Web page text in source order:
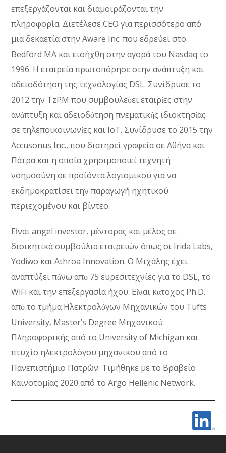
επεξεργάζονται και διαμοιράζονται την
πληροφορία. Διετέλεσε CEO για περισσότερο από
μια δεκαετία στην Aware Inc. που εδρεύει στο
Bedford MA και εισήχθη στην αγορά του Nasdaq το
1996. Η εταιρεία πρωτοπόρησε στην ανάπτυξη και
αδειοδότηση της τεχνολογίας DSL. Συνίδρυσε το
2012 την TzPM που συμβουλεὐει εταιρἰες στην
ανἀπτυξη και αδειοδὀτηση πνεματικἠς ιδιοκτησἰας
σε τηλεποικοινωνἰες και IoT. Συνίδρυσε το 2015 την
Accusonus Inc., που διατηρεί γραφεία σε Αθήνα και
Πάτρα και η οποία χρησιμοποιεί τεχνητή
νοημοσύνη σε προϊόντα λογισμικού για να
εκδημοκρατίσει την παραγωγή ηχητικού
περιεχομένου και βίντεο.
Εἰναι angel investor, μέντορας και μέλος σε
διοικητικά συμβούλια εταιρειών όπως οι Irida Labs,
Yodiwo και Athroa Innovation. Ο Μιχάλης έχει
αναπτύξει πἀνω απὀ 75 ευρεσιτεχνίες για το DSL, το
WiFi και την επεξεργασία ήχου. Εἰναι κἀτοχος Ph.D.
απὀ το τμήμα Ηλεκτρολὀγων Μηχανικών του Tufts
University, Master’s Degree Μηχανικού
Πληροφορικής από το University of Michigan και
πτυχίο ηλεκτρολόγου μηχανικού από το
Πανεπιστήμιο Πατρών. Τιμήθηκε με το Βραβείο
Καινοτομἰας 2020 από το Argo Hellenic Network.